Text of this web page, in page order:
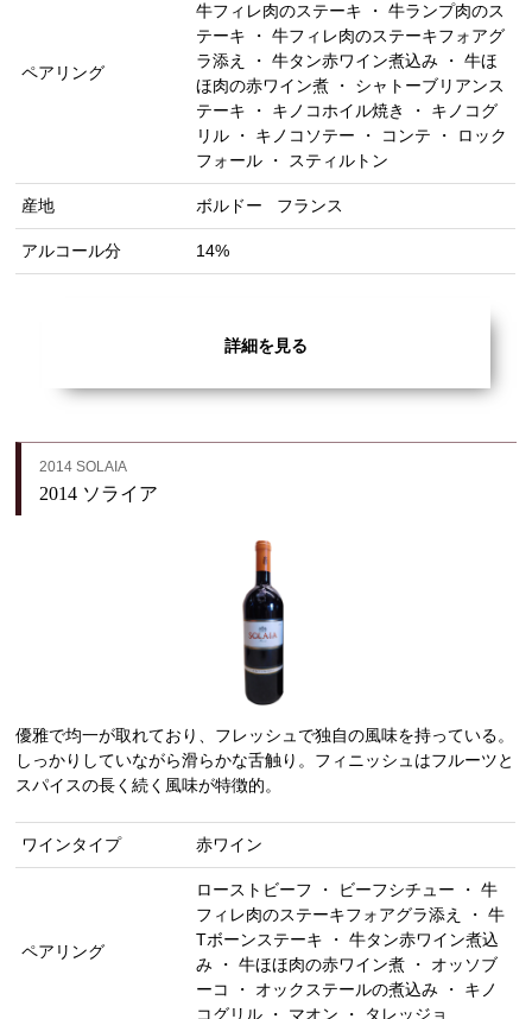
ペアリング
牛フィレ肉のステーキ ・ 牛ランプ肉のス
テーキ ・ 牛フィレ肉のステーキフォアグ
ラ添え ・ 牛タン赤ワイン煮込み ・ 牛ほ
ほ肉の赤ワイン煮 ・ シャトーブリアンス
テーキ ・ キノコホイル焼き ・ キノコグ
リル ・ キノコソテー ・ コンテ ・ ロック
フォール ・ スティルトン
産地 ボルドー フランス
アルコール分 14%
詳細を見る
2014 SOLAIA
2014 ソライア
優雅で均一が取れており、フレッシュで独自の風味を持っている。
しっかりしていながら滑らかな舌触り。フィニッシュはフルーツと
スパイスの長く続く風味が特徴的。
ワインタイプ 赤ワイン
ペアリング
ローストビーフ ・ ビーフシチュー ・ 牛
フィレ肉のステーキフォアグラ添え ・ 牛
Tボーンステーキ ・ 牛タン赤ワイン煮込
み ・ 牛ほほ肉の赤ワイン煮 ・ オッソブ
ーコ ・ オックステールの煮込み ・ キノ
コグリル ・ マオン ・ タレッジョ